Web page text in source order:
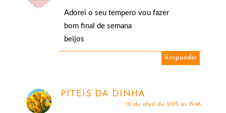
Adorei o seu tempero vou fazer
bom final de semana
beijos
Responder
PITEIS DA DINHA
12 de abril de 2013 às 15:46